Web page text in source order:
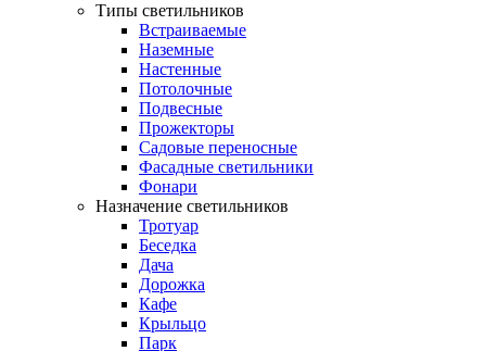
Типы светильников
Встраиваемые
Наземные
Настенные
Потолочные
Подвесные
Прожекторы
Садовые переносные
Фасадные светильники
Фонари
Назначение светильников
Тротуар
Беседка
Дача
Дорожка
Кафе
Крыльцо
Парк